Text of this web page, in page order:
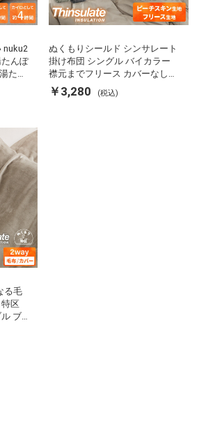
nuku2
んぽ
たん
電式
スリ
ぬくもりシールド シンサレート
掛け布団 シングル バイカラー
襟元までフリース カバーなしで
使える 軽い 丸洗い 断熱 保温 抗
菌防臭 洗える 防ダニ 軽量 ホコ
￥3,280 (税込)
る毛
区
ブ
フラ
断熱